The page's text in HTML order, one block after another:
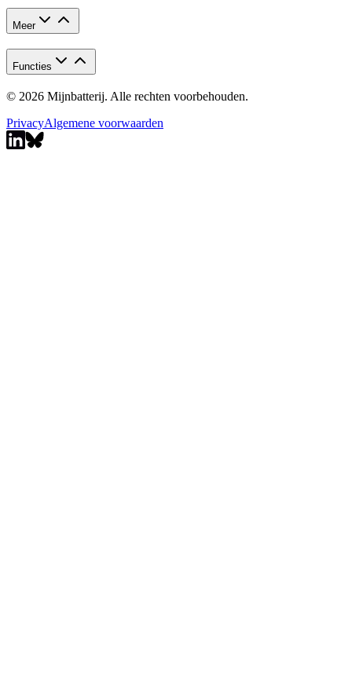
Meer
Functies
© 2026 Mijnbatterij. Alle rechten voorbehouden.
PrivacyAlgemene voorwaarden